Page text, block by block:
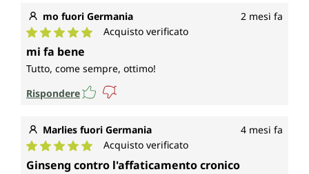
mo fuori Germania 2 mesi fa
Valutazione media di 5 su 5 stelle
Acquisto verificato
mi fa bene
Tutto, come sempre, ottimo!
Rispondere
Marlies fuori Germania 4 mesi fa
Valutazione media di 5 su 5 stelle
Acquisto verificato
Ginseng contro l'affaticamento cronico